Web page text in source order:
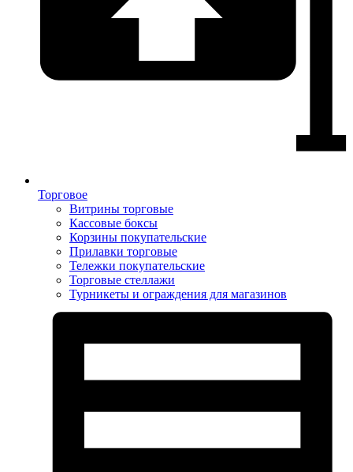
Торговое
Витрины торговые
Кассовые боксы
Корзины покупательские
Прилавки торговые
Тележки покупательские
Торговые стеллажи
Турникеты и ограждения для магазинов